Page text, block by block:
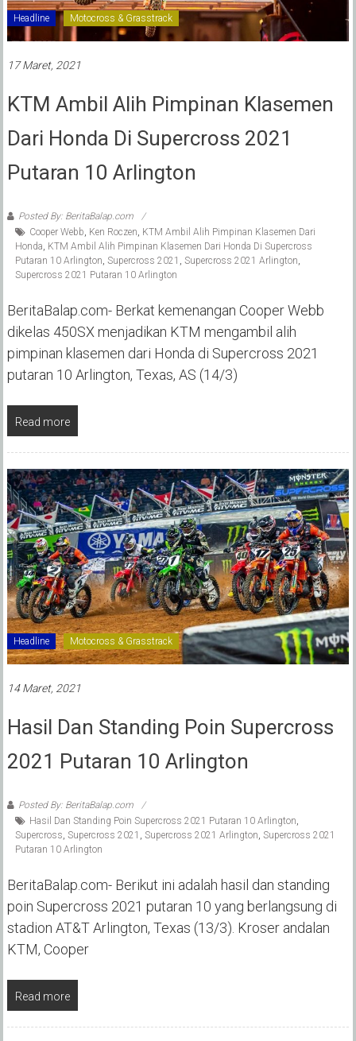
Headline Motocross & Grasstrack
17 Maret, 2021
KTM Ambil Alih Pimpinan Klasemen
Dari Honda Di Supercross 2021
Putaran 10 Arlington
Posted By: BeritaBalap.com
Cooper Webb, Ken Roczen, KTM Ambil Alih Pimpinan Klasemen Dari
Honda, KTM Ambil Alih Pimpinan Klasemen Dari Honda Di Supercross
Putaran 10 Arlington, Supercross 2021 , Supercross 2021 Arlington,
Supercross 2021 Putaran 10 Arlington
BeritaBalap.com- Berkat kemenangan Cooper Webb
dikelas 450SX menjadikan KTM mengambil alih
pimpinan klasemen dari Honda di Supercross 2021
putaran 10 Arlington, Texas, AS (14/3)
Read more
Headline Motocross & Grasstrack
14 Maret, 2021
Hasil Dan Standing Poin Supercross
2021 Putaran 10 Arlington
Posted By: BeritaBalap.com
Hasil Dan Standing Poin Supercross 2021 Putaran 10 Arlington,
Supercross, Supercross 2021 , Supercross 2021 Arlington, Supercross 2021
Putaran 10 Arlington
BeritaBalap.com- Berikut ini adalah hasil dan standing
poin Supercross 2021 putaran 10 yang berlangsung di
stadion AT&T Arlington, Texas (13/3). Kroser andalan
KTM, Cooper
Read more